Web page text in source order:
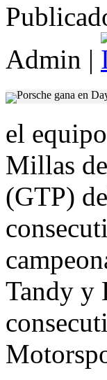
Admin |
el
Millas
(GTP)
Tandy y